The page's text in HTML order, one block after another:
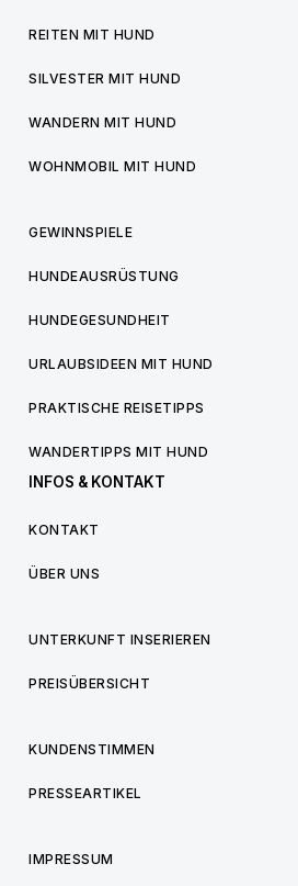
REITEN MIT HUND
SILVESTER MIT HUND
WANDERN MIT HUND
WOHNMOBIL MIT HUND
GEWINNSPIELE
HUNDEAUSRÜSTUNG
HUNDEGESUNDHEIT
URLAUBSIDEEN MIT HUND
PRAKTISCHE REISETIPPS
WANDERTIPPS MIT HUND
INFOS & KONTAKT
KONTAKT
ÜBER UNS
UNTERKUNFT INSERIEREN
PREISÜBERSICHT
KUNDENSTIMMEN
PRESSEARTIKEL
IMPRESSUM